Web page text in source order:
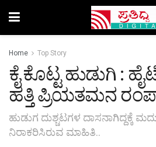
Home Top Story
ಕೈ ಕೊಟ್ಟ ಹುಡುಗಿ :
ಹತ್ತಿ ಪ್ರಿಯತಮನ
ಹುಡುಗ ದುಶ್ಚಟಗಳ ದಾಸನಾಗಿದ್ದಕ್ಕೆ
ನಿರಾಕರಿಸಿರುವ ಮಾಹಿತಿ..